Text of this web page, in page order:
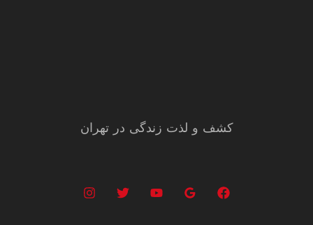
کشف و لذت زندگی در تهران